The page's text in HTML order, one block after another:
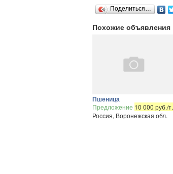
Поделиться…
Похожие объявления
Пшеница
Предложение 10 000 руб./т.
Россия, Воронежская обл.